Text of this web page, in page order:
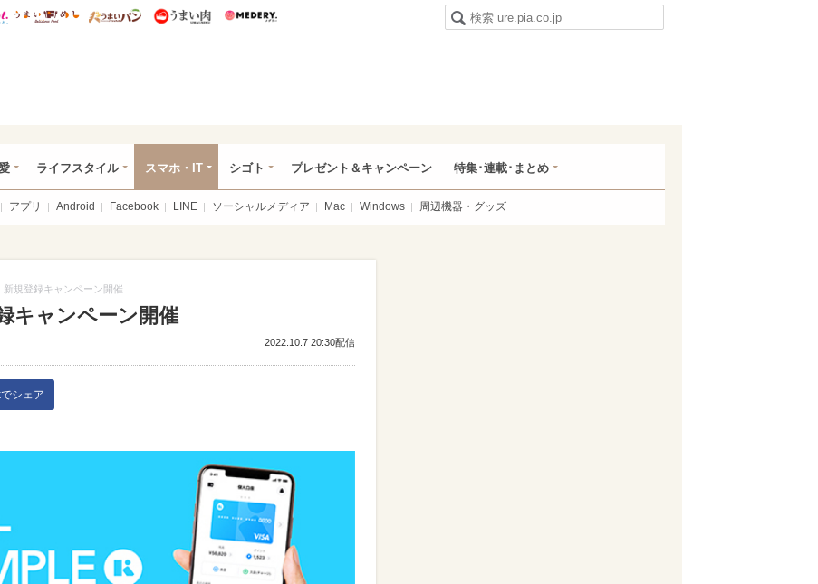
総研 ディズニー特集
mimot. うまいめし うまいパン うまい肉
ライフスタイル スマホ・IT シゴト プレゼント＆キャンペーン 特集･連載･まとめ
アプリ Android Facebook LINE ソーシャルメディア Mac Windows 周辺機器・グッズ
新規登録キャンペーン開催
キャンペーン開催
2022.10.7 20:30配信
シェア